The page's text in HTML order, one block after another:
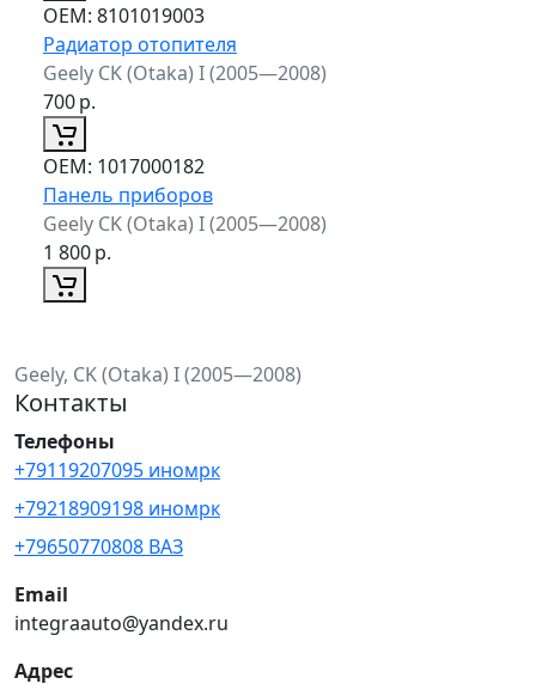
ОЕМ: 8101019003
Радиатор отопителя
Geely CK (Otaka) I (2005—2008)
700р.
ОЕМ: 1017000182
Панель приборов
Geely CK (Otaka) I (2005—2008)
1 800р.
Geely, CK (Otaka) I (2005—2008)
Контакты
Телефоны
+79119207095 иномрк
+79218909198 иномрк
+79650770808 ВАЗ
Email
integraauto@yandex.ru
Адрес